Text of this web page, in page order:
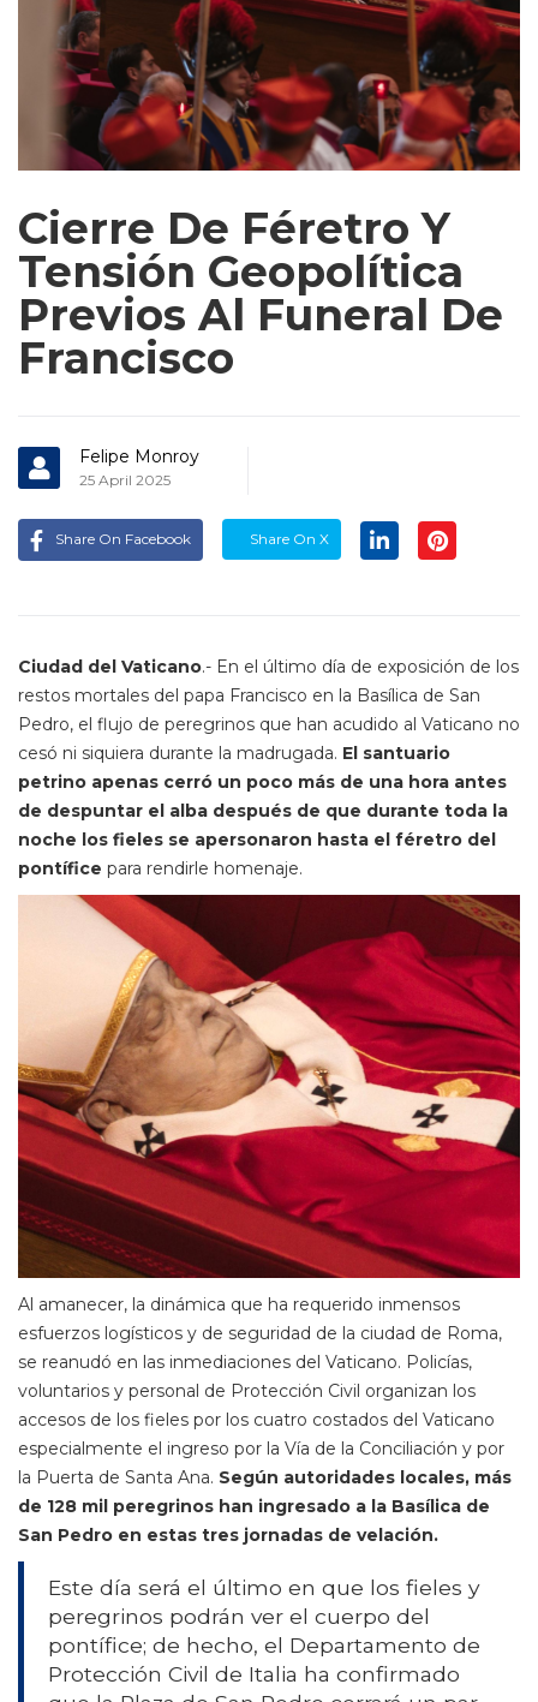
Cierre De Féretro Y
Tensión Geopolítica
Previos Al Funeral De
Francisco
Felipe Monroy
25 April 2025
Share On Facebook Share On X
Ciudad del Vaticano.- En el último día de exposición de los
restos mortales del papa Francisco en la Basílica de San
Pedro, el flujo de peregrinos que han acudido al Vaticano no
cesó ni siquiera durante la madrugada. El santuario
petrino apenas cerró un poco más de una hora antes
de despuntar el alba después de que durante toda la
noche los fieles se apersonaron hasta el féretro del
pontífice para rendirle homenaje.
Al amanecer, la dinámica que ha requerido inmensos
esfuerzos logísticos y de seguridad de la ciudad de Roma,
se reanudó en las inmediaciones del Vaticano. Policías,
voluntarios y personal de Protección Civil organizan los
accesos de los fieles por los cuatro costados del Vaticano
especialmente el ingreso por la Vía de la Conciliación y por
la Puerta de Santa Ana. Según autoridades locales, más
de 128 mil peregrinos han ingresado a la Basílica de
San Pedro en estas tres jornadas de velación.
Este día será el último en que los fieles y
peregrinos podrán ver el cuerpo del
pontífice; de hecho, el Departamento de
Protección Civil de Italia ha confirmado